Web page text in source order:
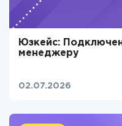
Юзкейс:
менеджеру
02.07.2026